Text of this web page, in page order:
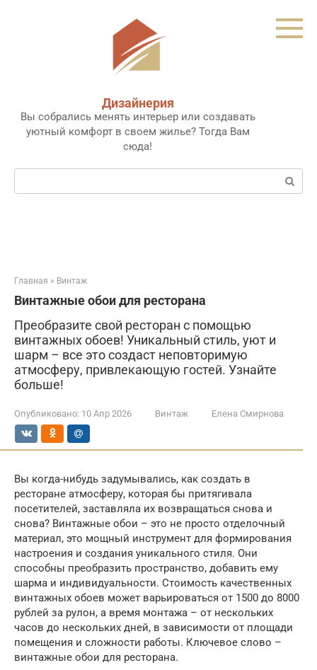
Дизайнерия
Вы собрались менять интерьер или создавать
уютный комфорт в своем жилье? Тогда Вам
сюда!
Поиск:
Главная » Винтаж
Винтажные обои для ресторана
Преобразите свой ресторан с помощью
винтажных обоев! Уникальный стиль, уют и
шарм – все это создаст неповторимую
атмосферу, привлекающую гостей. Узнайте
больше!
Опубликовано: 10 Апр 2026 Винтаж Елена Смирнова
Вы когда-нибудь задумывались, как создать в
ресторане атмосферу, которая бы притягивала
посетителей, заставляла их возвращаться снова и
снова? Винтажные обои – это не просто отделочный
материал, это мощный инструмент для формирования
настроения и создания уникального стиля. Они
способны преобразить пространство, добавить ему
шарма и индивидуальности. Стоимость качественных
винтажных обоев может варьироваться от 1500 до 8000
рублей за рулон, а время монтажа – от нескольких
часов до нескольких дней, в зависимости от площади
помещения и сложности работы. Ключевое слово –
винтажные обои для ресторана.